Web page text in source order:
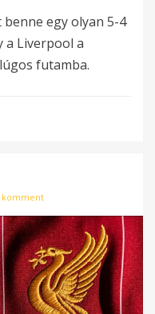
egy olyan 5-4
a Liverpool a
futamba.
komment